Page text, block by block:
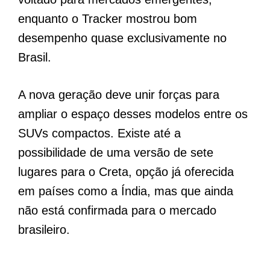
enquanto o Tracker mostrou bom
desempenho quase exclusivamente no
Brasil.
A nova geração deve unir forças para
ampliar o espaço desses modelos entre os
SUVs compactos. Existe até a
possibilidade de uma versão de sete
lugares para o Creta, opção já oferecida
em países como a Índia, mas que ainda
não está confirmada para o mercado
brasileiro.